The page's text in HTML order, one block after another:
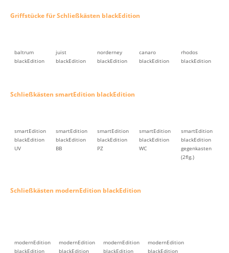
Griffstücke für Schließkästen blackEdition
baltrum
blackEdition
juist
blackEdition
norderney
blackEdition
canaro
blackEdition
rhodos
blackEdition
Schließkästen smartEdition blackEdition
smartEdition
blackEdition
UV
smartEdition
blackEdition
BB
smartEdition
blackEdition
PZ
smartEdition
blackEdition
WC
smartEdition
blackEdition
gegenkasten
(2flg.)
Schließkästen modernEdition blackEdition
modernEdition
blackEdition
modernEdition
blackEdition
modernEdition
blackEdition
modernEdition
blackEdition